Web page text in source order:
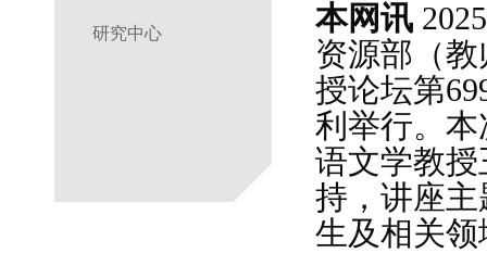
研究中心 本网讯
资源部（
授论坛第
利举行。
语文学教
持，讲座主
生及相关